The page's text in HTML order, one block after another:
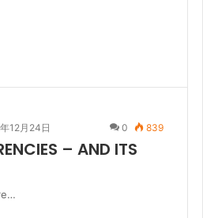
12月24日 0 839
– AND ITS